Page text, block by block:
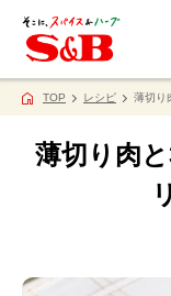
TOP レシピ 薄切り
薄切り肉